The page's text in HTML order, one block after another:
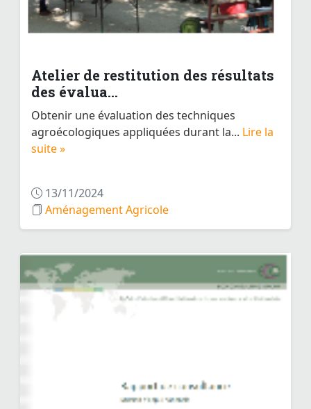
Atelier de restitution des résultats
des évalua...
Obtenir une évaluation des techniques
agroécologiques appliquées durant la... Lire la
suite »
13/11/2024
Aménagement Agricole